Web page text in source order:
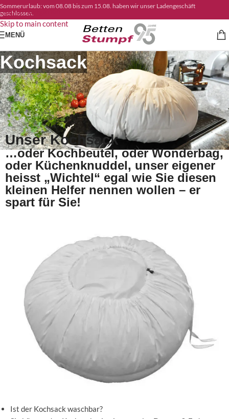
Skip to navigation
Skip to main content
Sommerurlaub: vom 08.08 bis zum 15.08. haben wir unser Ladengeschäft
geschlossen.
MENÜ
Kochsack
Unser Kochsack
…oder Kochbeutel, oder Wonderbag,
oder Küchenknuddel, unser eigener
heisst „Wichtel“ egal wie Sie diesen
kleinen Helfer nennen wollen – er
spart für Sie!
Ist der Kochsack waschbar?